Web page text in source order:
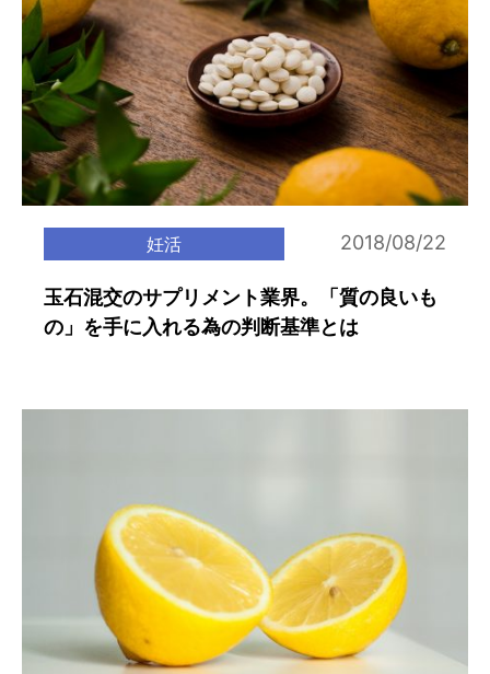
妊活 2018/08/22
玉石混交のサプリメント業界。「質の良いも
の」を手に入れる為の判断基準とは